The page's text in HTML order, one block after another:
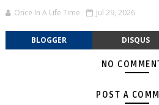
Once In A Life Time Jul 29, 2026
BLOGGER DISQUS
NO
POST A